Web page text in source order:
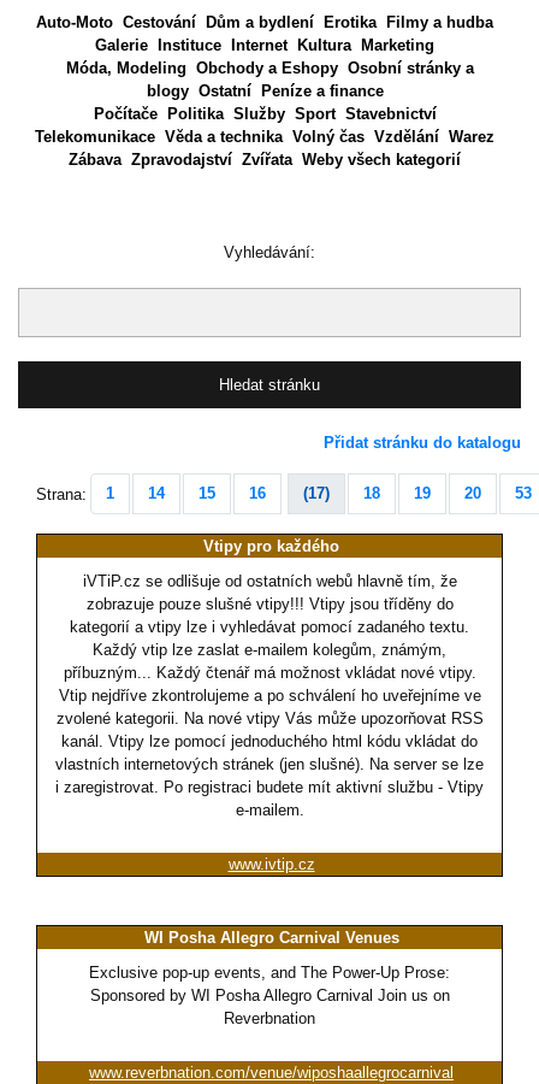
Auto-Moto Cestování Dům a bydlení Erotika
Filmy a hudba
Galerie
Instituce Internet Kultura
Marketing
Móda, Modeling Obchody a Eshopy Osobní stránky a
blogy Ostatní
Peníze a finance
Počítače
Politika Služby Sport Stavebnictví
Telekomunikace Věda a technika Volný čas Vzdělání Warez
Zábava Zpravodajství Zvířata Weby všech kategorií
Vyhledávání:
Přidat stránku do katalogu
Strana: 1 14 15 16 (17) 18 19 20 53
Vtipy pro každého
iVTiP.cz se odlišuje od ostatních webů hlavně tím, že
zobrazuje pouze slušné vtipy!!! Vtipy jsou tříděny do
kategorií a vtipy lze i vyhledávat pomocí zadaného textu.
Každý vtip lze zaslat e-mailem kolegům, známým,
příbuzným... Každý čtenář má možnost vkládat nové vtipy.
Vtip nejdříve zkontrolujeme a po schválení ho uveřejníme ve
zvolené kategorii. Na nové vtipy Vás může upozorňovat RSS
kanál. Vtipy lze pomocí jednoduchého html kódu vkládat do
vlastních internetových stránek (jen slušné). Na server se lze
i zaregistrovat. Po registraci budete mít aktivní službu - Vtipy
e-mailem.
www.ivtip.cz
WI Posha Allegro Carnival Venues
Exclusive pop-up events, and The Power-Up Prose:
Sponsored by WI Posha Allegro Carnival Join us on
Reverbnation
www.reverbnation.com/venue/wiposhaallegrocarnival